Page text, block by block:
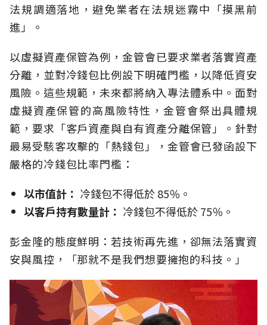
法規調適落地，避免業者在法規迷霧中「摸黑前
進」。
以虛擬資產保管為例，金管會已要求業者落實資產
分離，並對冷錢包比例設下明確門檻，以降低資安
風險。這些規範，未來都將納入專法體系中。面對
虛擬資產保管的高風險特性，金管會祭出具體規
範，要求「客戶資產與自有資產分離保管」。針對
最易受駭客攻擊的「熱錢包」，金管會已發函設下
嚴格的冷錢包比率門檻：
以市值計： 冷錢包不得低於 85％。
以客戶持有數量計： 冷錢包不得低於 75％。
彭金隆的態度鮮明：若技術再先進，卻無法落實資
安與風控，「那就不是我們想要擁抱的科技。」